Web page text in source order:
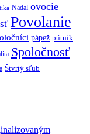
Nadal ovocie
Povolanie
pápež pútnik
Spoločnosť
Štvrtý sľub